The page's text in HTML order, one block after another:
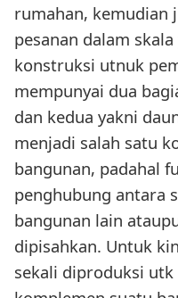
rumahan, kemudian
pesanan dalam
konstruksi utnuk
mempunyai dua
dan kedua yakni
menjadi salah satu
bangunan, padahal
penghubung antara
bangunan lain
dipisahkan. Untuk
sekali diproduksi